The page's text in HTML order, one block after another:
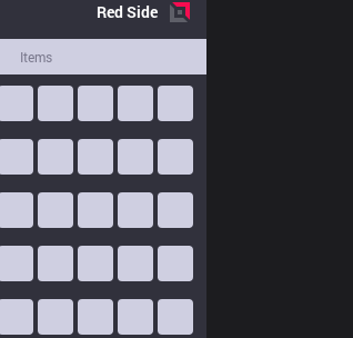
RedSide
Items